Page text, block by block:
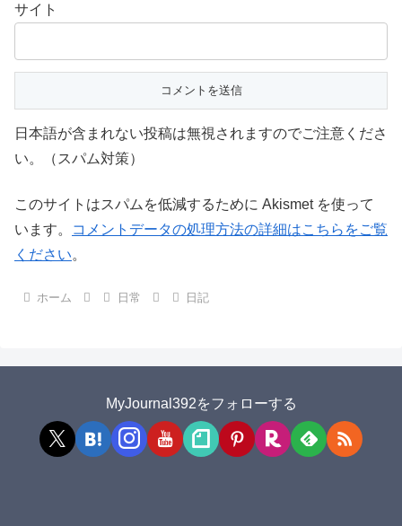
サイト
日本語が含まれない投稿は無視されますのでご注意くださ
い。（スパム対策）
このサイトはスパムを低減するために Akismet を使って
います。
コメントデータの処理方法の詳細はこちらをご覧
ください。
ホーム 日常 日記
MyJournal392をフォローする